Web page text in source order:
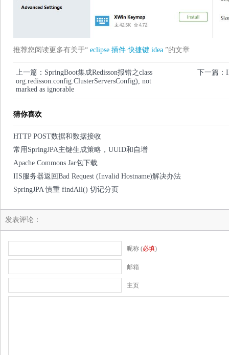
推荐您阅读更多有关于“ eclipse 插件 快捷键 idea ”的文章
上一篇：SpringBoot集成Redisson报错之class
org.redisson.config.ClusterServersConfig), not
marked as ignorable
下一篇：
猜你喜欢
HTTP POST数据和数据接收
常用SpringJPA主键生成策略，UUID和自增
Apache Commons Jar包下载
IIS服务器返回Bad Request (Invalid Hostname)解决办法
SpringJPA 慎重 findAll() 切记分页
发表评论：
昵称 (必填)
邮箱
主页